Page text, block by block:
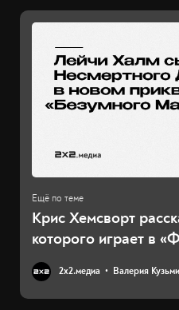
Крис Хемсворт
которого играет в
2х2.медиа Валерия